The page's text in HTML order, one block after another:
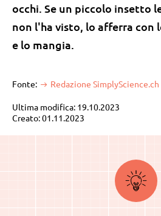
occhi. Se un piccolo insetto
non l'ha visto, lo afferra con
e lo mangia.
Fonte: Redazione SimplyScience.ch
Ultima modifica: 19.10.2023
Creato: 01.11.2023